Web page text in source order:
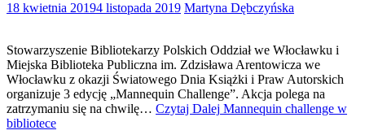
18 kwietnia 20194 listopada 2019 Martyna Dębczyńska
Stowarzyszenie Bibliotekarzy Polskich Oddział we Włocławku i
Miejska Biblioteka Publiczna im. Zdzisława Arentowicza we
Włocławku z okazji Światowego Dnia Książki i Praw Autorskich
organizuje 3 edycję „Mannequin Challenge”. Akcja polega na
zatrzymaniu się na chwilę… Czytaj Dalej Mannequin challenge w
bibliotece